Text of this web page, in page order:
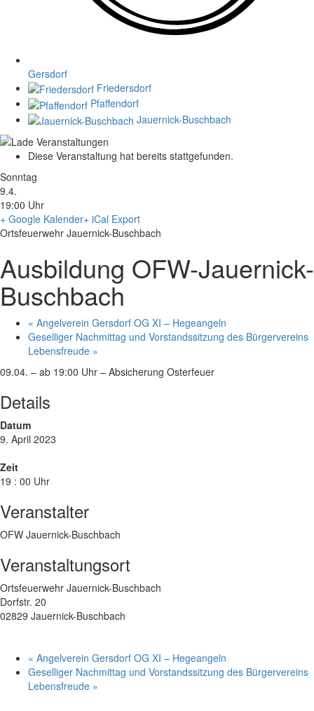
Gersdorf
Friedersdorf
Pfaffendorf
Jauernick-Buschbach
Diese Veranstaltung hat bereits stattgefunden.
Sonntag
9.4.
19:00 Uhr
+ Google Kalender+ iCal Export
Ortsfeuerwehr Jauernick-Buschbach
Ausbildung OFW-Jauernick-
Buschbach
« Angelverein Gersdorf OG XI – Hegeangeln
Geselliger Nachmittag und Vorstandssitzung des Bürgervereins
Lebensfreude »
09.04. – ab 19:00 Uhr – Absicherung Osterfeuer
Details
Datum
9. April 2023
Zeit
19 : 00 Uhr
Veranstalter
OFW Jauernick-Buschbach
Veranstaltungsort
Ortsfeuerwehr Jauernick-Buschbach
Dorfstr. 20
02829 Jauernick-Buschbach
« Angelverein Gersdorf OG XI – Hegeangeln
Geselliger Nachmittag und Vorstandssitzung des Bürgervereins
Lebensfreude »